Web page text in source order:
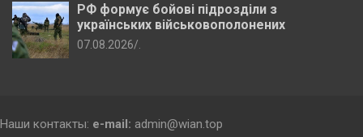
РФ формує бойові підрозділи з
українських військовополонених
07.08.2026
Наши контакты: e-mail: admin@wian.top